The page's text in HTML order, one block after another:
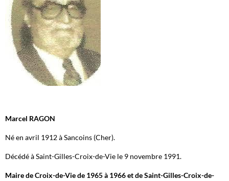
Marcel RAGON
Né en avril 1912 à Sancoins (Cher).
Décédé à Saint-Gilles-Croix-de-Vie le 9 novembre 1991.
Maire de Croix-de-Vie de 1965 à 1966 et de Saint-Gilles-Croix-de-